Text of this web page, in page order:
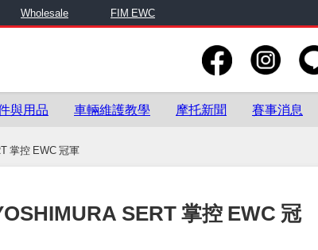
Wholesale FIM EWC
與用品 車輛維護教學 摩托新聞 賽事消息
掌控 EWC 冠軍
SERT 掌控 EWC 冠